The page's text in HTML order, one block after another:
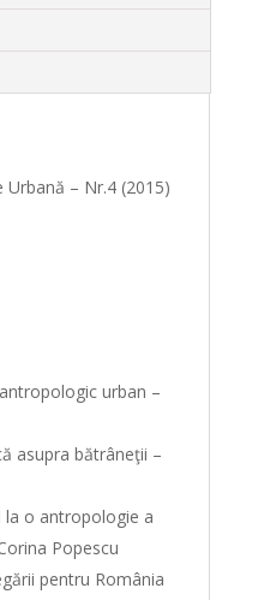
– Nr.4 (2015)
urban –
asupra bătrâneţii –
la o antropologie a
Popescu
pentru România